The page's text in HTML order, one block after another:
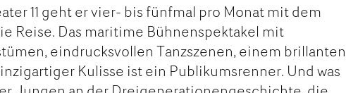
11 geht er vier- bis fünfmal pro Monat mit dem
Reise. Das maritime Bühnenspektakel mit
eindrucksvollen Tanzszenen, einem brillanten
Kulisse ist ein Publikumsrenner. Und was